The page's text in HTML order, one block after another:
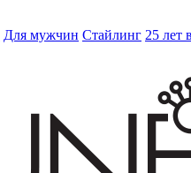
Для мужчин Стайлинг 25 лет